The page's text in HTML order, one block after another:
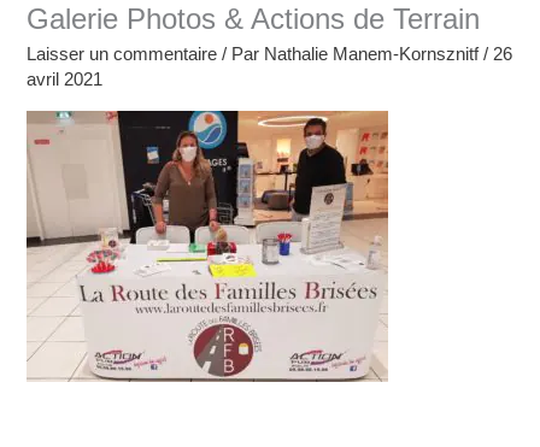
Galerie Photos & Actions de Terrain
Laisser un commentaire / Par Nathalie Manem-Kornsznitf/ 26
avril 2021